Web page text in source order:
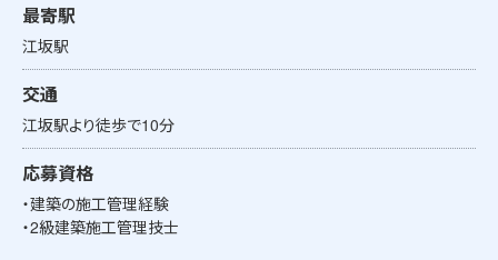
最寄駅
江坂駅
交通
江坂駅より徒歩で10分
応募資格
・建築の施工管理経験
・2級建築施工管理技士